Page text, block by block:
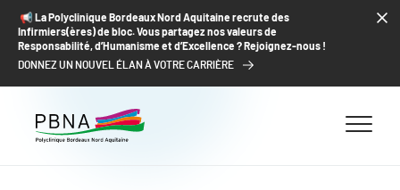
ALLER AU CONTENU
ALLER AU MENU
ALLER À LA RECHERCHE
📢​ La Polyclinique Bordeaux Nord Aquitaine recrute des
Infirmiers(ères) de bloc. Vous partagez nos valeurs de
Responsabilité, d’Humanisme et d’Excellence ? Rejoignez-nous !
DONNEZ UN NOUVEL ÉLAN À VOTRE CARRIÈRE